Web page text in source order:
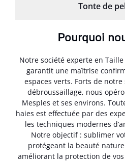
Tonte de
Pourquoi
Notre société experte en
garantit une maîtrise
espaces verts. Forts de
débroussaillage, nous
Mesples et ses environs.
haies est effectuée par des
les techniques modernes
Notre objectif : sublimer
protégeant la beauté
améliorant la protection de